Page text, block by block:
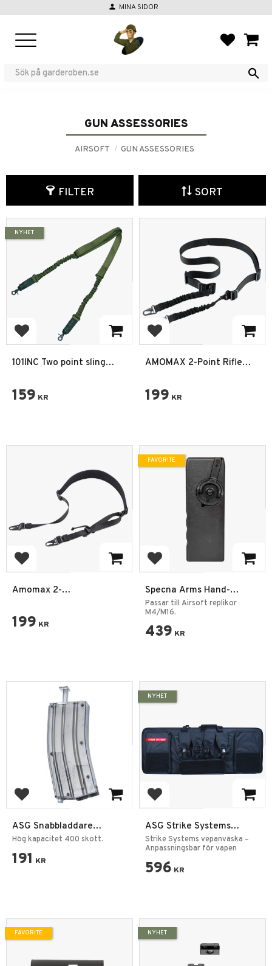
person MINA SIDOR
GUN ASSESSORIES
AIRSOFT GUN ASSESSORIES
FILTER SORT
Add to favorites
101INC Two point sling
159 KR
NYHET
Add to favorites
AMOMAX 2-Point Rifle
199 KR
Add to favorites
Amomax 2-
199 KR
Add to favorites
Specna Arms Hand-
cranked Speedloader
M4/M16 Black
Passar till Airsoft replikor
M4/M16.
439 KR
FAVORITE
Add to favorites
ASG Snabbladdare
M15/M4 High Cap. 400BB
Hög kapacitet 400 skott.
191 KR
Add to favorites
ASG Strike Systems
Vepanväska med
Pluckfoam - Svart
Strike Systems vepanväska –
Anpassningsbar för vapen
596 KR
NYHET
FAVORITE NYHET